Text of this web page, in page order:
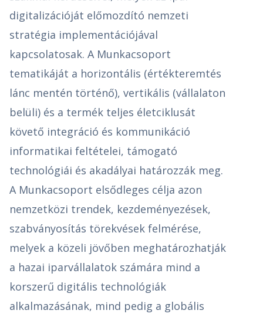
digitalizációját előmozdító nemzeti
stratégia implementációjával
kapcsolatosak. A Munkacsoport
tematikáját a horizontális (értékteremtés
lánc mentén történő), vertikális (vállalaton
belüli) és a termék teljes életciklusát
követő integráció és kommunikáció
informatikai feltételei, támogató
technológiái és akadályai határozzák meg.
A Munkacsoport elsődleges célja azon
nemzetközi trendek, kezdeményezések,
szabványosítás törekvések felmérése,
melyek a közeli jövőben meghatározhatják
a hazai iparvállalatok számára mind a
korszerű digitális technológiák
alkalmazásának, mind pedig a globális